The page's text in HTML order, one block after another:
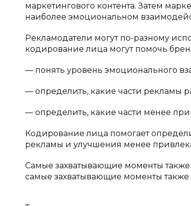
маркетингового контента. Затем
наиболее эмоциональном
Рекламодатели могут по-разному
кодирование лица могут помочь
— понять уровень эмоционального
— определить, какие части рекламы
— определить, какие части менее
Кодирование лица помогает
рекламы и улучшения менее
Самые захватывающие моменты
самые захватывающие моменты